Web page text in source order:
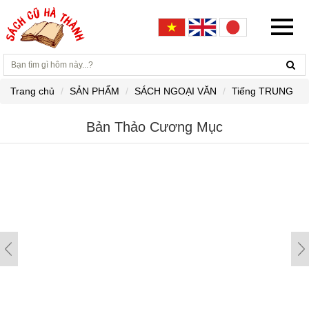
Trang chủ SẢN PHẨM SÁCH NGOẠI VĂN Tiếng TRUNG
Bản Thảo Cương Mục